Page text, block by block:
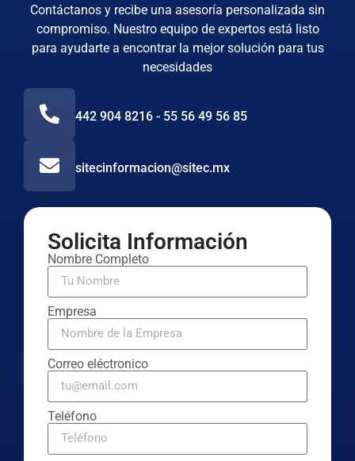
Contáctanos y recibe una asesoría personalizada sin
compromiso. Nuestro equipo de expertos está listo
para ayudarte a encontrar la mejor solución para tus
necesidades
442 904 8216 - 55 56 49 56 85
sitecinformacion@sitec.mx
Solicita Información
Nombre Completo
Empresa
Correo eléctronico
Teléfono